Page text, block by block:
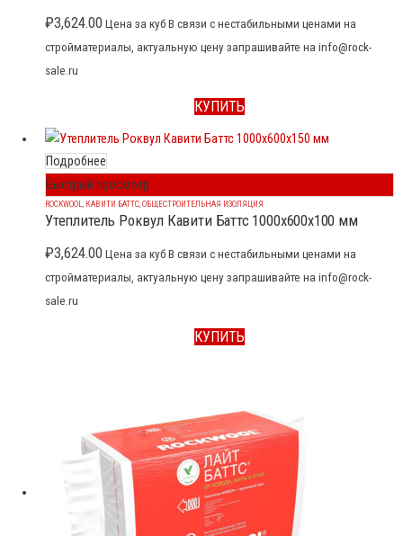
₽3,624.00 Цена за куб В связи с нестабильными ценами на
стройматериалы, актуальную цену запрашивайте на info@rock-
sale.ru
КУПИТЬ
Подробнее
Быстрый просмотр
ROCKWOOL, КАВИТИ БАТТС,ОБЩЕСТРОИТЕЛЬНАЯ ИЗОЛЯЦИЯ
Утеплитель Роквул Кавити Баттс 1000x600x100 мм
₽3,624.00 Цена за куб В связи с нестабильными ценами на
стройматериалы, актуальную цену запрашивайте на info@rock-
sale.ru
КУПИТЬ